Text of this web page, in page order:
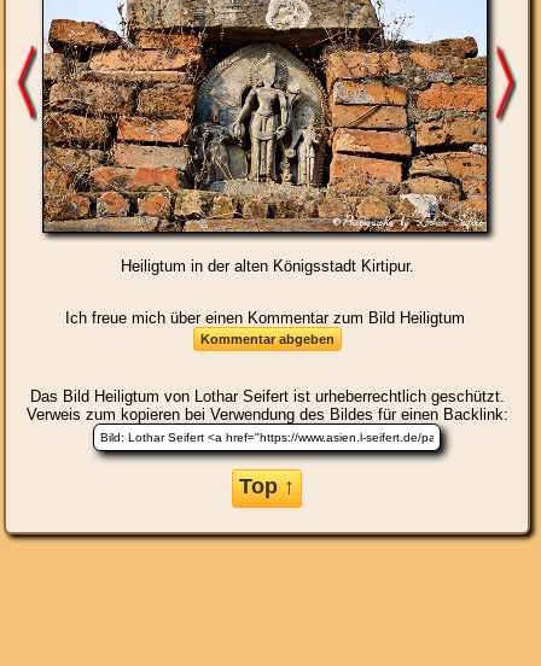
Heiligtum in der alten Königsstadt Kirtipur.
Ich freue mich über einen Kommentar zum Bild Heiligtum
Das Bild Heiligtum von Lothar Seifert ist urheberrechtlich geschützt.
Verweis zum kopieren bei Verwendung des Bildes für einen Backlink:
Top ↑